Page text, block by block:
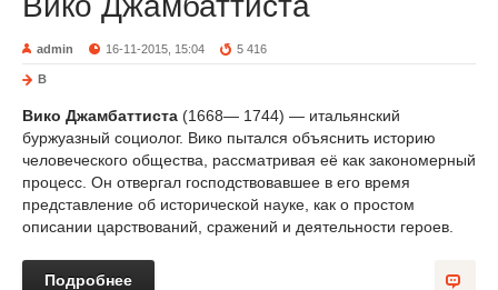
admin 16-11-2015, 15:04 5 416
В
Вико Джамбаттиста (1668— 1744) — итальянский
буржуазный социолог. Вико пытался объяснить историю
человеческого общества, рассматривая её как закономерный
процесс. Он отвергал господствовавшее в его время
представление об исторической науке, как о простом
описании царствований, сражений и деятельности героев.
Подробнее